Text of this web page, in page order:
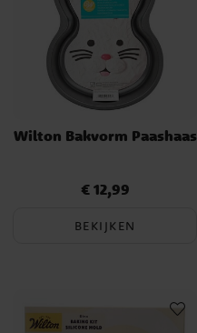
Wilton Bakvorm Paashaas
Prijs :€ 12,99
€ 12,99
BEKIJKEN